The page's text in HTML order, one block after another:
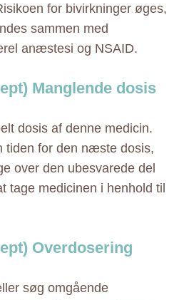
for bivirkninger øges,
sammen med
anæstesi og NSAID.
Manglende dosis
dosis af denne medicin.
tiden for den næste dosis,
over den ubesvarede del
tage medicinen i henhold til
Overdosering
søg omgående